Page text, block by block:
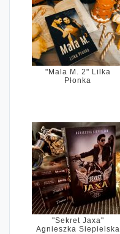
"Mala M. 2" Lilka
Płonka
"Sekret Jaxa"
Agnieszka Siepielska